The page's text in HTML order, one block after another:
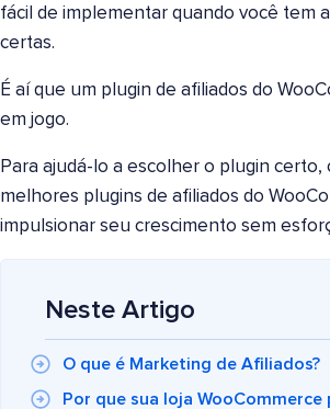
fácil de implementar quando você tem
certas.
É aí que um plugin de afiliados do
em jogo.
Para ajudá-lo a escolher o plugin certo,
melhores plugins de afiliados do
impulsionar seu crescimento sem
Neste Artigo
O que é Marketing de Afiliados?
Por que sua loja WooCommerce